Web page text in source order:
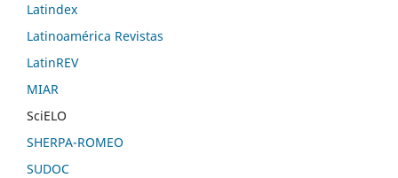
Latindex
Latinoamérica Revistas
LatinREV
MIAR
SciELO
SHERPA-ROMEO
SUDOC